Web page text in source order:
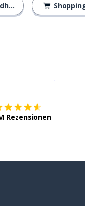
Rezensionen